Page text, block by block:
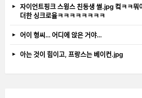
자이언트핑크 스윙스 친동생 썰.jpg 컼ㅋ
더한 싱크로율ㅋㅋㅋㅋㅋㅋㅋㅋ
어이 형씨… 어디에 앉은 거야…
아는 것이 힘이고, 프랑스는 베이컨.jpg